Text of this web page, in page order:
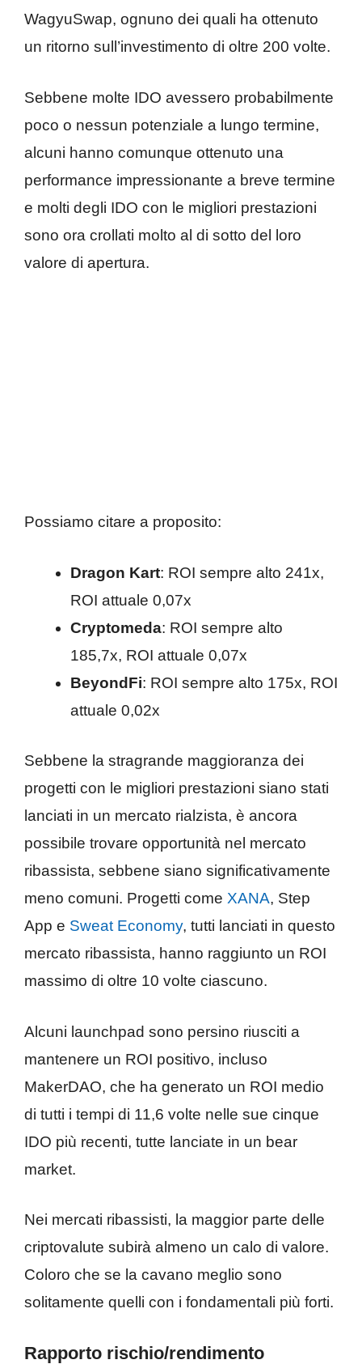
WagyuSwap, ognuno dei quali ha ottenuto
un ritorno sull’investimento di oltre 200 volte.
Sebbene molte IDO avessero probabilmente
poco o nessun potenziale a lungo termine,
alcuni hanno comunque ottenuto una
performance impressionante a breve termine
e molti degli IDO con le migliori prestazioni
sono ora crollati molto al di sotto del loro
valore di apertura.
Possiamo citare a proposito:
Dragon Kart: ROI sempre alto 241x,
ROI attuale 0,07x
Cryptomeda: ROI sempre alto
185,7x, ROI attuale 0,07x
BeyondFi: ROI sempre alto 175x, ROI
attuale 0,02x
Sebbene la stragrande maggioranza dei
progetti con le migliori prestazioni siano stati
lanciati in un mercato rialzista, è ancora
possibile trovare opportunità nel mercato
ribassista, sebbene siano significativamente
meno comuni. Progetti come XANA, Step
App e Sweat Economy, tutti lanciati in questo
mercato ribassista, hanno raggiunto un ROI
massimo di oltre 10 volte ciascuno.
Alcuni launchpad sono persino riusciti a
mantenere un ROI positivo, incluso
MakerDAO, che ha generato un ROI medio
di tutti i tempi di 11,6 volte nelle sue cinque
IDO più recenti, tutte lanciate in un bear
market.
Nei mercati ribassisti, la maggior parte delle
criptovalute subirà almeno un calo di valore.
Coloro che se la cavano meglio sono
solitamente quelli con i fondamentali più forti.
Rapporto rischio/rendimento